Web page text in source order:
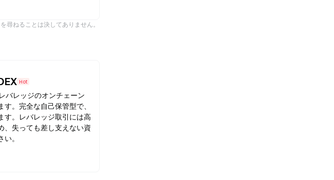
ねることは決してありません。
Hot
バレッジのオンチェーン
。完全な自己保管型で、
す。レバレッジ取引には高
、失っても差し支えない資
。